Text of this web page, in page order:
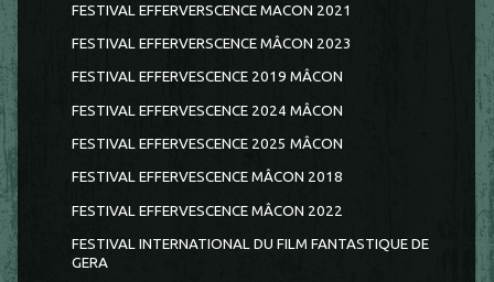
FESTIVAL EFFERVERSCENCE MACON 2021
FESTIVAL EFFERVERSCENCE MÂCON 2023
FESTIVAL EFFERVESCENCE 2019 MÂCON
FESTIVAL EFFERVESCENCE 2024 MÂCON
FESTIVAL EFFERVESCENCE 2025 MÂCON
FESTIVAL EFFERVESCENCE MÂCON 2018
FESTIVAL EFFERVESCENCE MÂCON 2022
FESTIVAL INTERNATIONAL DU FILM FANTASTIQUE DE
GERA